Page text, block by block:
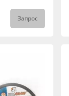
Запрос